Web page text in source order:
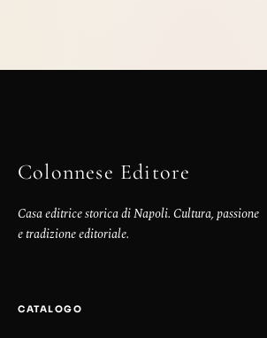
Colonnese Editore
Casa editrice storica di Napoli. Cultura, passione
e tradizione editoriale.
CATALOGO